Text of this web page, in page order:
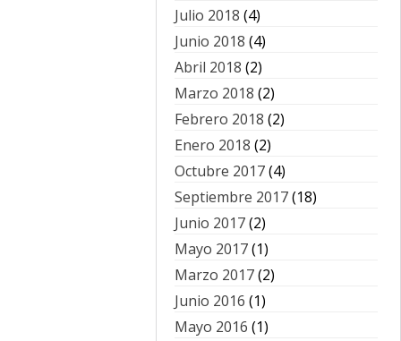
Julio 2018 (4)
Junio 2018 (4)
Abril 2018 (2)
Marzo 2018 (2)
Febrero 2018 (2)
Enero 2018 (2)
Octubre 2017(4)
Septiembre 2017(18)
Junio 2017(2)
Mayo 2017(1)
Marzo 2017(2)
Junio 2016 (1)
Mayo 2016 (1)